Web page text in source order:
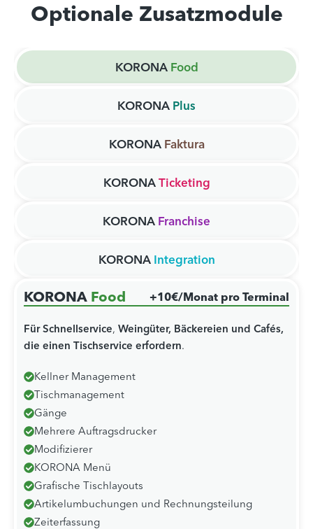
Optionale Zusatzmodule
KORONA Food
KORONA Plus
KORONA Faktura
KORONATicketing
KORONA Franchise
KORONAIntegration
KORONA Food +10€/Monat pro Terminal
FürSchnellservice, Weingüter, Bäckereien und Cafés,
die einen Tischservice erfordern.
Kellner Management
Tischmanagement
Gänge
Mehrere Auftragsdrucker
Modifizierer
KORONA Menü
Grafische Tischlayouts
Artikelumbuchungen und Rechnungsteilung
Zeiterfassung